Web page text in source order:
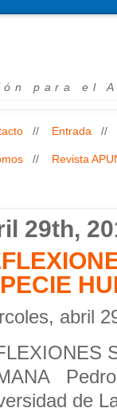
para el
// Entrada //
// Revista
29th,
abril
de